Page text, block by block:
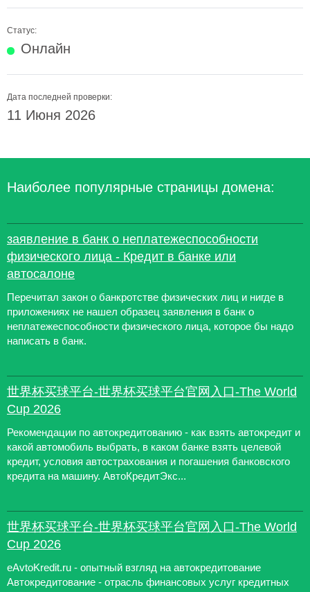
Статус:
Онлайн
Дата последней проверки:
11 Июня 2026
Наиболее популярные страницы домена:
заявление в банк о неплатежеспособности
физического лица - Кредит в банке или
автосалоне
Перечитал закон о банкротстве физических лиц и нигде в
приложениях не нашел образец заявления в банк о
неплатежеспособности физического лица, которое бы надо
написать в банк.
世界杯买球平台-世界杯买球平台官网入口-The World
Cup 2026
Рекомендации по автокредитованию - как взять автокредит и
какой автомобиль выбрать, в каком банке взять целевой
кредит, условия автострахования и погашения банковского
кредита на машину. АвтоКредитЭкс...
世界杯买球平台-世界杯买球平台官网入口-The World
Cup 2026
eAvtoKredit.ru - опытный взгляд на автокредитование
Автокредитование - отрасль финансовых услуг кредитных